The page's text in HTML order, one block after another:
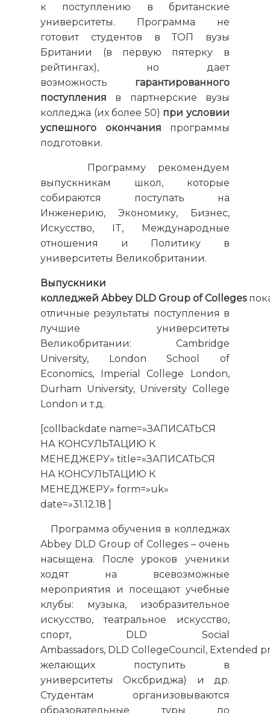
к поступлению в британские
университеты. Программа не
готовит студентов в ТОП вузы
Британии (в первую пятерку в
рейтингах), но дает
возможность гарантированного
поступления в партнерские вузы
колледжа (их более 50) при условии
успешного окончания программы
подготовки.
Программу рекомендуем
выпускникам школ, которые
собираются поступать на
Инженерию, Экономику, Бизнес,
Искусство, IT, Международные
отношения и Политику в
университеты Великобритании.
Выпускники
колледжей Abbey DLD Group of Colleges
отличные результаты поступления в
лучшие университеты
Великобритании: Cambridge
University, London School of
Economics, Imperial College London,
Durham University, University College
London и т.д.
[collbackdate name=»ЗАПИСАТЬСЯ
НА КОНСУЛЬТАЦИЮ К
МЕНЕДЖЕРУ» title=»ЗАПИСАТЬСЯ
НА КОНСУЛЬТАЦИЮ К
МЕНЕДЖЕРУ» form=»uk»
date=»31.12.18 ]
Программа обучения в колледжах
Abbey DLD Group of Colleges – очень
насыщена. После уроков ученики
ходят на всевозможные
мероприятия и посещают учебные
клубы: музыка, изобразительное
искусство, театральное искусство,
спорт, DLD Social
Ambassadors, DLD CollegeCouncil, Extended
желающих поступить в
университеты Оксбриджа) и др.
Студентам организовываются
образовательные туры по